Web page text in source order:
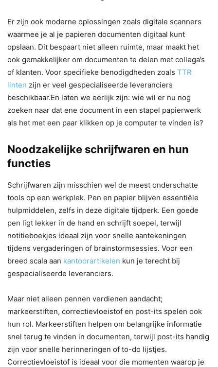
Er zijn ook moderne oplossingen zoals digitale scanners
waarmee je al je papieren documenten digitaal kunt
opslaan. Dit bespaart niet alleen ruimte, maar maakt het
ook gemakkelijker om documenten te delen met collega’s
of klanten. Voor specifieke benodigdheden zoals TTR
linten zijn er veel gespecialiseerde leveranciers
beschikbaar.En laten we eerlijk zijn: wie wil er nu nog
zoeken naar dat ene document in een stapel papierwerk
als het met een paar klikken op je computer te vinden is?
Noodzakelijke schrijfwaren en hun
functies
Schrijfwaren zijn misschien wel de meest onderschatte
tools op een werkplek. Pen en papier blijven essentiële
hulpmiddelen, zelfs in deze digitale tijdperk. Een goede
pen ligt lekker in de hand en schrijft soepel, terwijl
notitieboekjes ideaal zijn voor snelle aantekeningen
tijdens vergaderingen of brainstormsessies. Voor een
breed scala aan kantoorartikelen kun je terecht bij
gespecialiseerde leveranciers.
Maar niet alleen pennen verdienen aandacht;
markeerstiften, correctievloeistof en post-its spelen ook
hun rol. Markeerstiften helpen om belangrijke informatie
snel terug te vinden in documenten, terwijl post-its handig
zijn voor snelle herinneringen of to-do lijstjes.
Correctievloeistof is ideaal voor die momenten waarop je